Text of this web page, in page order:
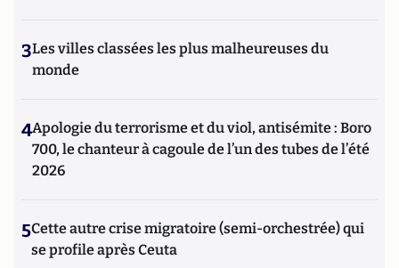
3Les villes classées les plus malheureuses du
monde
4Apologie du terrorisme et du viol, antisémite : Boro
700, le chanteur à cagoule de l’un des tubes de l’été
2026
5Cette autre crise migratoire (semi-orchestrée) qui
se profile après Ceuta